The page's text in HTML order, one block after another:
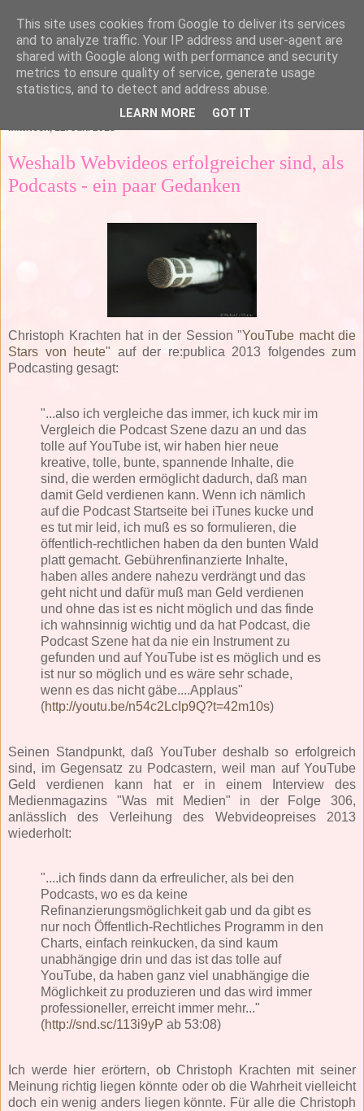
Mittwoch, 12. Juni 2013
Weshalb Webvideos erfolgreicher sind, als
Podcasts - ein paar Gedanken
Christoph Krachten hat in der Session "YouTube macht die
Stars von heute" auf der re:publica 2013 folgendes zum
Podcasting gesagt:
"...also ich vergleiche das immer, ich kuck mir im
Vergleich die Podcast Szene dazu an und das
tolle auf YouTube ist, wir haben hier neue
kreative, tolle, bunte, spannende Inhalte, die
sind, die werden ermöglicht dadurch, daß man
damit Geld verdienen kann. Wenn ich nämlich
auf die Podcast Startseite bei iTunes kucke und
es tut mir leid, ich muß es so formulieren, die
öffentlich-rechtlichen haben da den bunten Wald
platt gemacht. Gebührenfinanzierte Inhalte,
haben alles andere nahezu verdrängt und das
geht nicht und dafür muß man Geld verdienen
und ohne das ist es nicht möglich und das finde
ich wahnsinnig wichtig und da hat Podcast, die
Podcast Szene hat da nie ein Instrument zu
gefunden und auf YouTube ist es möglich und es
ist nur so möglich und es wäre sehr schade,
wenn es das nicht gäbe....Applaus"
(http://youtu.be/n54c2LcIp9Q?t=42m10s)
Seinen Standpunkt, daß YouTuber deshalb so erfolgreich
sind, im Gegensatz zu Podcastern, weil man auf YouTube
Geld verdienen kann hat er in einem Interview des
Medienmagazins "Was mit Medien" in der Folge 306,
anlässlich des Verleihung des Webvideopreises 2013
wiederholt:
"....ich finds dann da erfreulicher, als bei den
Podcasts, wo es da keine
Refinanzierungsmöglichkeit gab und da gibt es
nur noch Öffentlich-Rechtliches Programm in den
Charts, einfach reinkucken, da sind kaum
unabhängige drin und das ist das tolle auf
YouTube, da haben ganz viel unabhängige die
Möglichkeit zu produzieren und das wird immer
professioneller, erreicht immer mehr..."
(http://snd.sc/113i9yP ab 53:08)
Ich werde hier erörtern, ob Christoph Krachten mit seiner
Meinung richtig liegen könnte oder ob die Wahrheit vielleicht
doch ein wenig anders liegen könnte. Für alle die Christoph
This site uses cookies from Google to deliver its services
and to analyze traffic. Your IP address and user-agent are
shared with Google along with performance and security
metrics to ensure quality of service, generate usage
statistics, and to detect and address abuse.
LEARN MORE GOT IT